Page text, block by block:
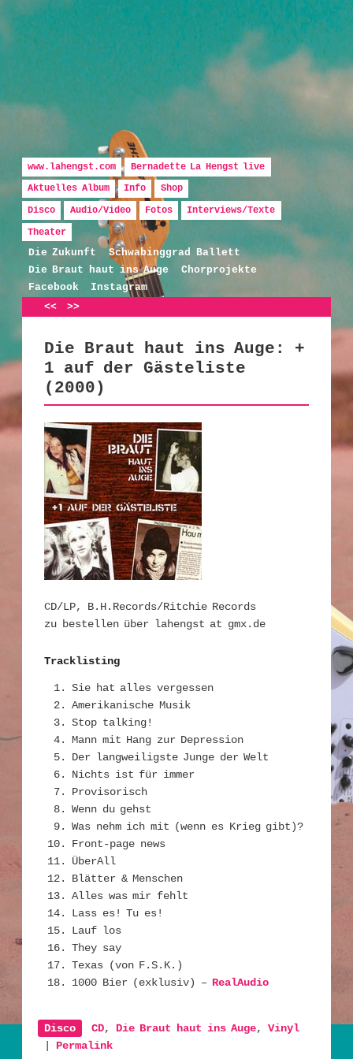
Bernadette La Hengst
Hauptmenü
Zum Inhalt wechseln
Zum sekundären Inhalt wechseln
www.lahengst.com
Bernadette La Hengst live
Aktuelles Album
Info
Shop
Disco
Audio/Video Fotos
Interviews/Texte
Theater
Die Zukunft
Schwabinggrad Ballett
Die Braut haut ins Auge
Chorprojekte
Facebook
Instagram
Artikelnavigation
<< >>
Die Braut haut ins Auge: +
1 auf der Gästeliste
(2000)
CD/LP, B.H.Records/Ritchie Records
zu bestellen über lahengst at gmx.de
Tracklisting
Sie hat alles vergessen
Amerikanische Musik
Stop talking!
Mann mit Hang zur Depression
Der langweiligste Junge der Welt
Nichts ist für immer
Provisorisch
Wenn du gehst
Was nehm ich mit (wenn es Krieg gibt)?
Front-page news
ÜberAll
Blätter & Menschen
Alles was mir fehlt
Lass es! Tu es!
Lauf los
They say
Texas (von F.S.K.)
1000 Bier (exklusiv) – RealAudio
Disco CD, Die Braut haut ins Auge, Vinyl
Permalink